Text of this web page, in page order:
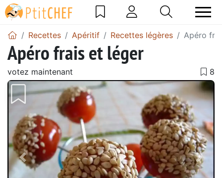
Recettes Apéritif Recettes légères Apéro
Apéro frais et léger
votez maintenant
Précédent